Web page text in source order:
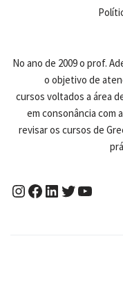
No ano de 2009 o prof.
o objetivo de
cursos voltados a área
em consonância com
revisar os cursos de